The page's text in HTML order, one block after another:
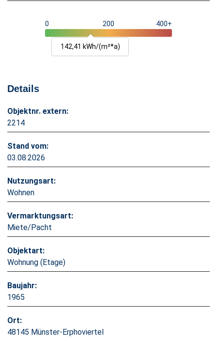
0 200 400+
142,41 kWh/(m²*a)
Details
Objektnr. extern:
2214
Stand vom:
03.08.2026
Nutzungsart:
Wohnen
Vermarktungsart:
Miete/Pacht
Objektart:
Wohnung (Etage)
Baujahr:
1965
Ort:
48145 Münster-Erphoviertel